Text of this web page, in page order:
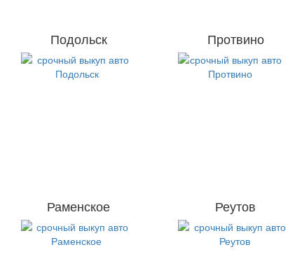
Подольск Протвино
Раменское Реутов